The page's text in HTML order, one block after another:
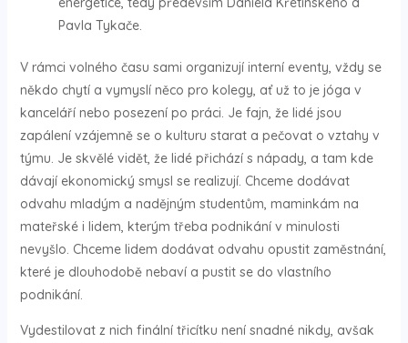
Pavla Tykače.
V rámci volného času sami organizují interní eventy, vždy se
někdo chytí a vymyslí něco pro kolegy, ať už to je jóga v
kanceláří nebo posezení po práci. Je fajn, že lidé jsou
zapálení vzájemně se o kulturu starat a pečovat o vztahy v
týmu. Je skvělé vidět, že lidé přichází s nápady, a tam kde
dávají ekonomický smysl se realizují. Chceme dodávat
odvahu mladým a nadějným studentům, maminkám na
mateřské i lidem, kterým třeba podnikání v minulosti
nevyšlo. Chceme lidem dodávat odvahu opustit zaměstnání,
které je dlouhodobě nebaví a pustit se do vlastního
podnikání.
Vydestilovat z nich finální třicítku není snadné nikdy, avšak